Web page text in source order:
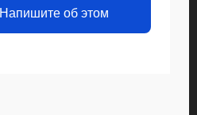
Напишите об этом